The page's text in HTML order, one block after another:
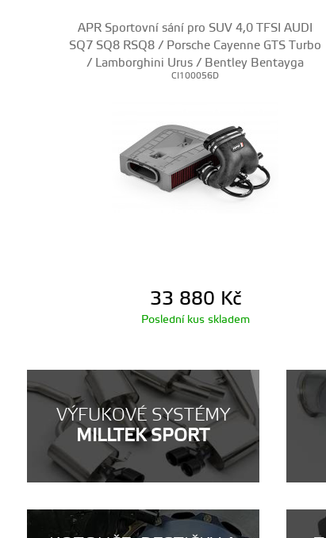
APR Sportovní sání pro SUV 4,0 TFSI AUDI
SQ7 SQ8 RSQ8 / Porsche Cayenne GTS Turbo
/ Lamborghini Urus / Bentley Bentayga
CI100056D
33 880 Kč
Poslední kus skladem
VÝFUKOVÉ SYSTÉMY
MILLTEK SPORT